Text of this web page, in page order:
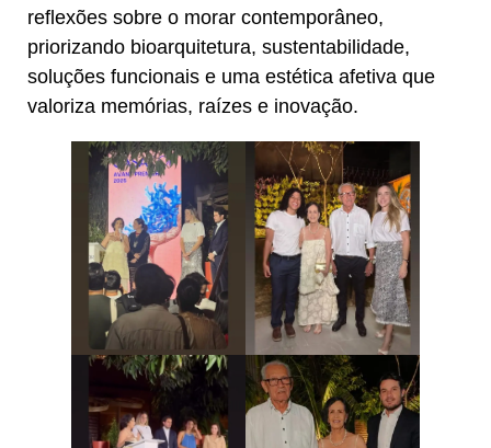
reflexões sobre o morar contemporâneo,
priorizando bioarquitetura, sustentabilidade,
soluções funcionais e uma estética afetiva que
valoriza memórias, raízes e inovação.